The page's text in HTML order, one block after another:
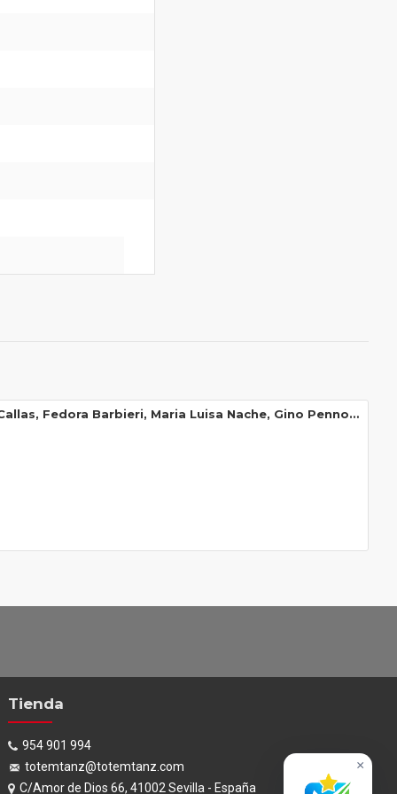
Maria Callas, Fedora Barbieri, Maria Luisa Nache, Gino Penno, Giuseppe Modesti, Orchestra E Coro Del Teatro Alla Scala, Leonard Bernstein - Medea (3xLP - Box Set)
Tienda
954 901 994
totemtanz@totemtanz.com
C/Amor de Dios 66, 41002 Sevilla - España
×